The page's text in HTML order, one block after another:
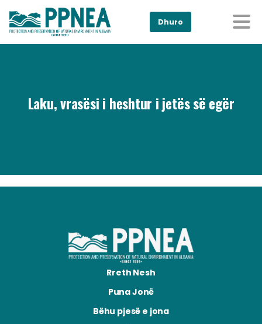
Dhuro
Laku, vrasësi i heshtur i jetës së egër
Rreth Nesh
Puna Jonë
Bëhu pjesë e jona